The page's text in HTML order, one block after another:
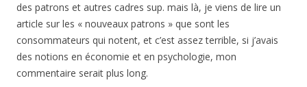
des patrons et autres cadres sup. mais là, je viens de lire un
article sur les « nouveaux patrons » que sont les
consommateurs qui notent, et c’est assez terrible, si j’avais
des notions en économie et en psychologie, mon
commentaire serait plus long.